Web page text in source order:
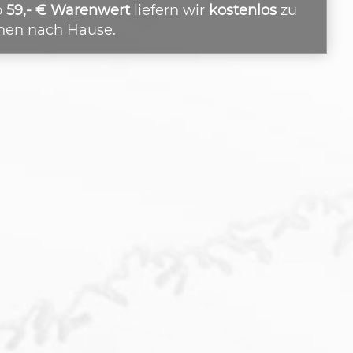
59,- € Warenwertliefern wir kostenlos zu
nach Hause.